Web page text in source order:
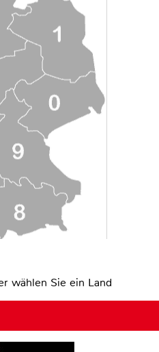
wählen Sie ein Land